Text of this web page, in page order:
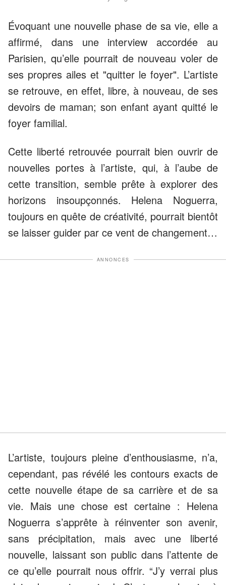
Évoquant une nouvelle phase de sa vie, elle a
affirmé, dans une interview accordée au
Parisien, qu’elle pourrait de nouveau voler de
ses propres ailes et "quitter le foyer". L’artiste
se retrouve, en effet, libre, à nouveau, de ses
devoirs de maman; son enfant ayant quitté le
foyer familial.
Cette liberté retrouvée pourrait bien ouvrir de
nouvelles portes à l’artiste, qui, à l’aube de
cette transition, semble prête à explorer des
horizons insoupçonnés. Helena Noguerra,
toujours en quête de créativité, pourrait bientôt
se laisser guider par ce vent de changement…
ANNONCES
L’artiste, toujours pleine d’enthousiasme, n’a,
cependant, pas révélé les contours exacts de
cette nouvelle étape de sa carrière et de sa
vie. Mais une chose est certaine : Helena
Noguerra s’apprête à réinventer son avenir,
sans précipitation, mais avec une liberté
nouvelle, laissant son public dans l’attente de
ce qu’elle pourrait nous offrir. “J’y verrai plus